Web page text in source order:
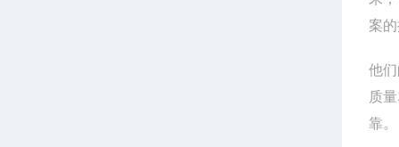
案
他
质
靠。